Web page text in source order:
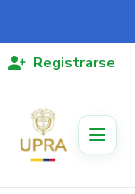
Registrarse